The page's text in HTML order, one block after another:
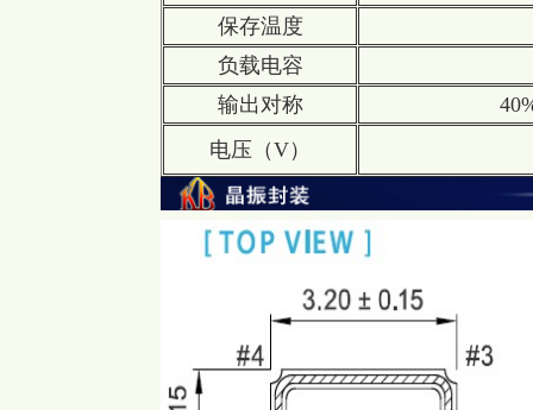
保存温度
负载电容
输出对称
电压（V）